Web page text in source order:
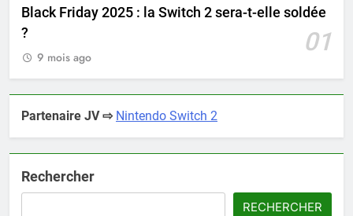
Black Friday 2025 : la Switch 2 sera-t-elle soldée
?
01
9 mois ago
Partenaire JV ⇨ Nintendo Switch 2
Rechercher
RECHERCHER